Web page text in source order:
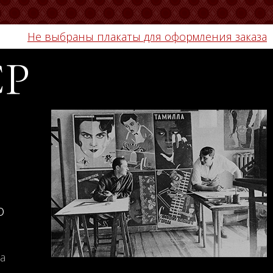
Не выбраны плакаты для оформления заказа